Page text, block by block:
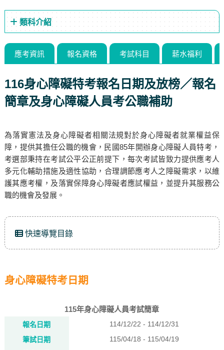
類科介紹
應考資訊 報名資格 考試科目 薪水福利
116身心障礙特考報名日期及放榜／報名
簡章及身心障礙人員考公職補助
為落實憲法及身心障礙者相關法規對於身心障礙者就業權益保
障，提供其擔任公職的機會，民國85年開辦身心障礙人員特考，
考選部秉持在考試公平公正前提下，每次考試皆致力提供應考人
多元化輔助措施及適性協助，合理調節應考人之障礙需求，以維
護其應考權，及落實保障身心障礙者應試權益，並提升其服務公
職的機會及發展。
快速導覽目錄
身心障礙特考日期
115年身心障礙人員考試簡章
報名日期
114/12/22 - 114/12/31
筆試日期
115/04/18 - 115/04/19